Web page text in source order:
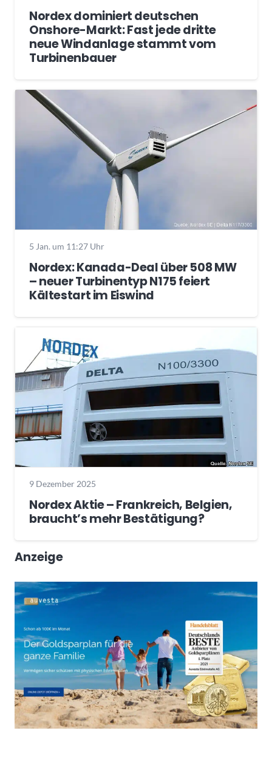
Nordex dominiert deutschen
Onshore-Markt: Fast jede dritte
neue Windanlage stammt vom
Turbinenbauer
5 Jan. um 11:27 Uhr
Nordex: Kanada-Deal über 508 MW
– neuer Turbinentyp N175 feiert
Kältestart im Eiswind
9 Dezember 2025
Nordex Aktie – Frankreich, Belgien,
braucht’s mehr Bestätigung?
Anzeige